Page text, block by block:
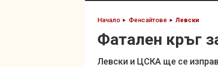
Начало Фенсайтове Левски
Фатален кръг
Левски и ЦСКА ще се